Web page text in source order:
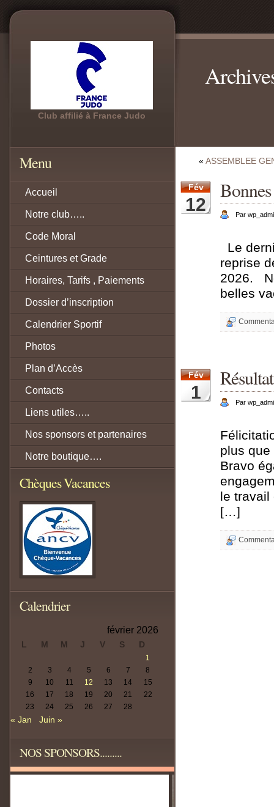
Club affilié à France Judo
Menu
Accueil
Notre club…..
Code Moral
Ceintures et Grade
Horaires, Tarifs , Paiements
Dossier d’inscription
Calendrier Sportif
Photos
Plan d’Accès
Contacts
Liens utiles…..
Nos sponsors et partenaires
Notre boutique….
Chèques Vacances
Calendrier
février 2026
L M M J V S D
1
2
3 4 5 6 7
8
9
10 11 12 13 14
15
16
17 18 19 20 21
22
23
24 25 26 27 28
« Jan Juin »
NOS SPONSORS.........
« ASSEMBLEE
Fév
12 Par
Le
reprise
2026.
belles
Fév
1 Par
plus
Bravo
le travail
[…]